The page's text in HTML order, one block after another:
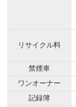
リサイクル料
禁煙車
ワンオーナー
記録簿